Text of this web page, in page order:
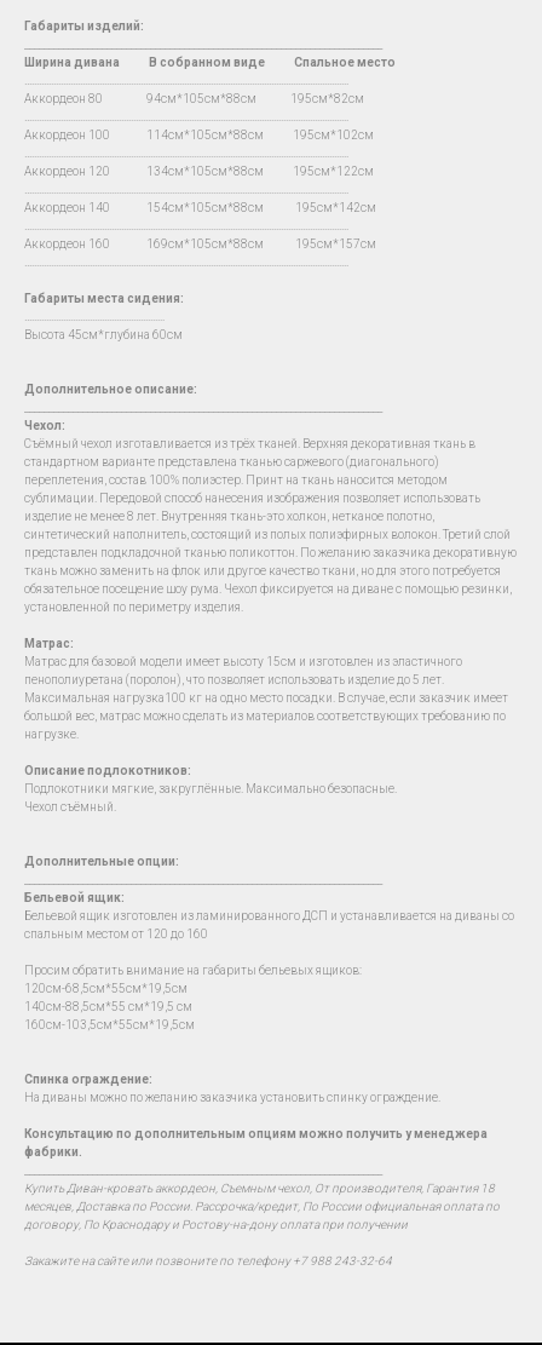
Габариты изделий:
Ширина дивана
В собранном виде Спальное место
Аккордеон 80 94см*105см*88см 195см*82см
Аккордеон 100 114см*105см*88см 195см*102см
Аккордеон 120 134см*105см*88см 195см*122см
Аккордеон 140 154см*105см*88см 195см*142см
Аккордеон 160 169см*105см*88см 195см*157см
Габариты места сидения:
Высота 45см*глубина 60см
Дополнительное описание:
Чехол:
Съёмный чехол изготавливается из трёх тканей. Верхняя декоративная ткань в
стандартном варианте представлена тканью саржевого (диагонального)
переплетения, состав 100% полиэстер. Принт на ткань наносится методом
сублимации. Передовой способ нанесения изображения позволяет использовать
изделие не менее 8 лет. Внутренняя ткань-это холкон, нетканое полотно,
синтетический наполнитель, состоящий из полых полиэфирных волокон. Третий слой
представлен подкладочной тканью поликоттон. По желанию заказчика декоративную
ткань можно заменить на флок или другое качество ткани, но для этого потребуется
обязательное посещение шоу рума. Чехол фиксируется на диване с помощью резинки,
установленной по периметру изделия.
Матрас:
Матрас для базовой модели имеет высоту 15см и изготовлен из эластичного
пенополиуретана (поролон), что позволяет использовать изделие до 5 лет.
Максимальная нагрузка100 кг на одно место посадки. В случае, если заказчик имеет
большой вес, матрас можно сделать из материалов соответствующих требованию по
нагрузке.
Описание подлокотников:
Подлокотники мягкие, закруглённые. Максимально безопасные.
Чехол съёмный.
Дополнительные опции:
Бельевой ящик:
Бельевой ящик изготовлен из ламинированного ДСП и устанавливается на диваны со
спальным местом от 120 до 160
Просим обратить внимание на габариты бельевых ящиков:
120см-68,5см*55см*19,5см
140см-88,5см*55 см*19,5 см
160см-103,5см*55см*19,5см
Спинка ограждение:
На диваны можно по желанию заказчика установить спинку ограждение.
Консультацию по дополнительным опциям можно получить у менеджера
фабрики.
Купить Диван-кровать аккордеон, Съемным чехол, От производителя, Гарантия 18
месяцев, Доставка по России. Рассрочка/кредит, По России официальная оплата по
договору, По Краснодару и Ростову-на-дону оплата при получении
Закажите на сайте или позвоните по телефону +7 988 243-32-64